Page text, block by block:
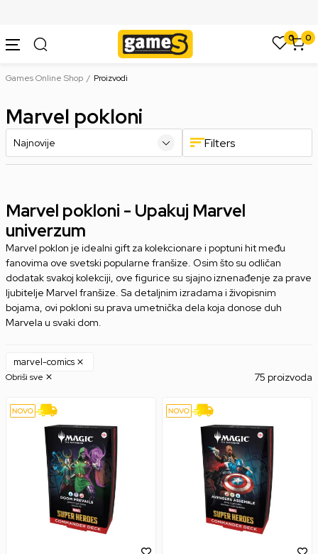
0 0
Games Online Shop Proizvodi
Marvel pokloni
Filters
Marvel pokloni - Upakuj Marvel
univerzum
Marvel poklon je idealni gift za kolekcionare i poptuni hit među
fanovima ove svetski popularne franšize. Osim što su odličan
dodatak svakoj kolekciji, ove figurice su sjajno iznenađenje za prave
ljubitelje Marvel franšize. Sa detaljnim izradama i živopisnim
bojama, ovi pokloni su prava umetnička dela koja donose duh
Marvela u svaki dom.
marvel-comics
75 proizvoda
Obriši sve